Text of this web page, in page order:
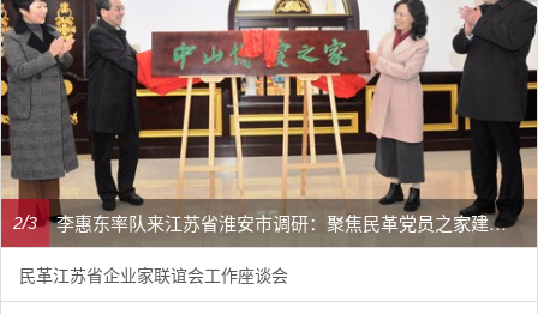
李惠东率队来江苏省淮安市调研：聚焦民革党员之家建设管理、学龄前儿童爱国主义教育
2/3
民革江苏省企业家联谊会工作座谈会